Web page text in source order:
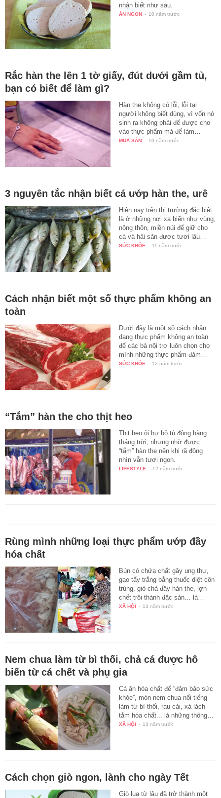
nhận biết như sau.
ĂN NGON - 10 năm trước
Rắc hàn the lên 1 tờ giấy, đút dưới gầm tủ,
bạn có biết để làm gì?
Hàn the không có lỗi, lỗi tại
người không biết dùng, vì vốn nó
sinh ra không phải để được cho
vào thực phẩm mà để làm…
MUA SẮM - 10 năm trước
3 nguyên tắc nhận biết cá ướp hàn the, urê
Hiện nay trên thị trường đặc biệt
là ở những nơi xa biển như vùng,
nông thôn, miền núi để giữ cho
cá và hải sản được tươi lâu…
SỨC KHỎE - 11 năm trước
Cách nhận biết một số thực phẩm không an
toàn
Dưới đây là một số cách nhận
dạng thực phẩm không an toàn
để các bà nội trợ luôn chọn cho
mình những thực phẩm đảm…
SỨC KHỎE - 12 năm trước
“Tắm” hàn the cho thịt heo
Thịt heo ôi hư bỏ tủ đông hàng
tháng trời, nhưng nhờ được
“tắm” hàn the nên khi rã đông
nhìn vẫn tươi ngon.
LIFESTYLE - 12 năm trước
Rùng mình những loại thực phẩm ướp đầy
hóa chất
Bún có chứa chất gây ung thư,
gạo tẩy trắng bằng thuốc diệt côn
trùng, giò chả đầy hàn the, lợn
chết trôi thành đặc sản… là…
XÃ HỘI - 13 năm trước
Nem chua làm từ bì thối, chả cá được hô
biến từ cá chết và phụ gia
Cá ăn hóa chất để “đảm bảo sức
khỏe”, món nem chua nổi tiếng
làm từ bì thối, rau cải, xà lách
tắm hóa chất... là những thông…
XÃ HỘI - 13 năm trước
Cách chọn giò ngon, lành cho ngày Tết
Giò lụa từ lâu đã trở thành một